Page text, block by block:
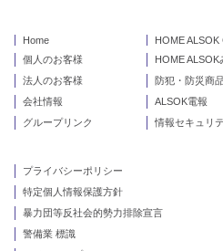
Home
個人のお客様
法人のお客様
会社情報
グループリンク
HOME ALSOK
HOME ALSOK
防犯・防災商
ALSOK電報
情報セキュリ
プライバシーポリシー
特定個人情報保護方針
暴力団等反社会的勢力排除宣言
警備業 標識